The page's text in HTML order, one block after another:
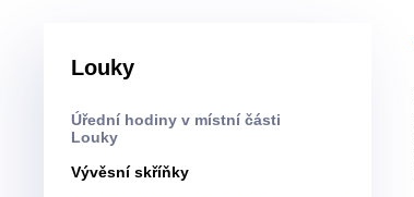
Louky
Úřední hodiny v místní části
Louky
Vývěsní skříňky